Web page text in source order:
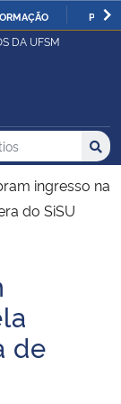
DA UFSM
nos Sítios
ingresso na
do SiSU
de